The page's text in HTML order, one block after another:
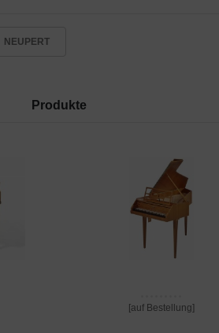
NEUPERT
Produkte
[auf Bestellung]